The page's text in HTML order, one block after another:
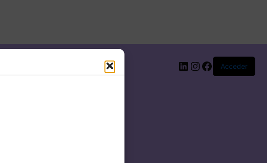
LinkedIn
Instagram
Facebook
Acceder